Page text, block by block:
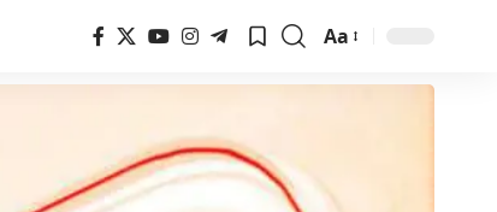
Font
Resizer
Aa